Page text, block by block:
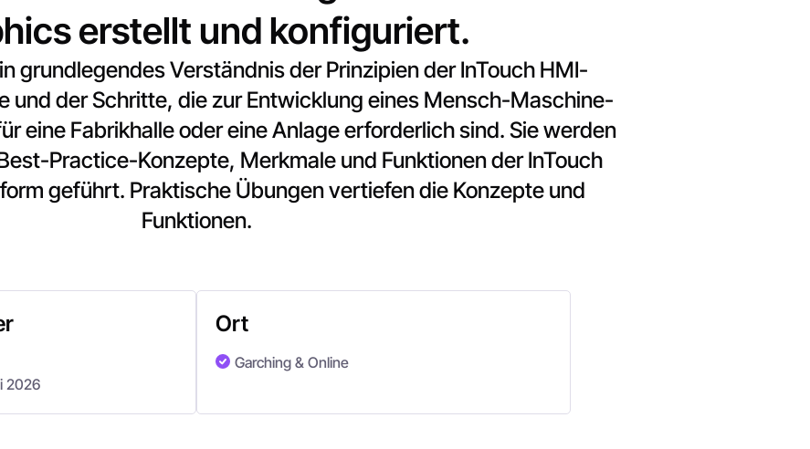
erstellt und konfiguriert.
grundlegendes Verständnis der Prinzipien der InTouch HMI-
und der Schritte, die zur Entwicklung eines Mensch-Maschine-
eine Fabrikhalle oder eine Anlage erforderlich sind. Sie werden
Practice-Konzepte, Merkmale und Funktionen der InTouch
geführt. Praktische Übungen vertiefen die Konzepte und
Funktionen.
2026
Ort
Garching & Online